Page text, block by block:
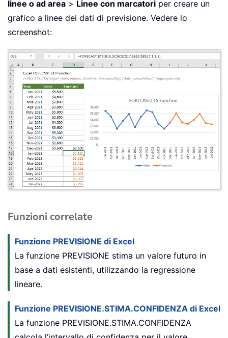
linee o ad area > Linee con marcatori per creare un
grafico a linee dei dati di previsione. Vedere lo
screenshot:
Funzioni correlate
Funzione PREVISIONE di Excel
La funzione PREVISIONE stima un valore futuro in
base a dati esistenti, utilizzando la regressione
lineare.
Funzione PREVISIONE.STIMA.CONFIDENZA di Excel
La funzione PREVISIONE.STIMA.CONFIDENZA